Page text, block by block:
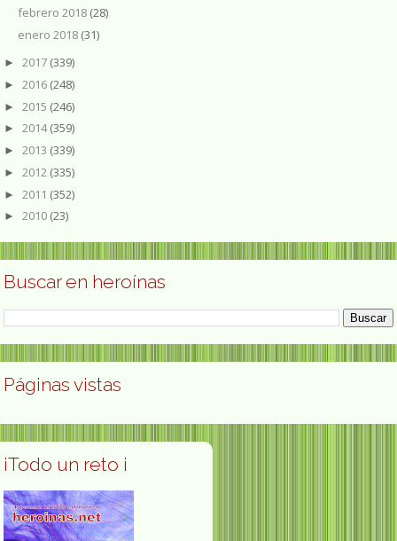
febrero 2018 (28)
enero 2018 (31)
► 2017 (339)
► 2016 (248)
► 2015 (246)
► 2014(359)
► 2013 (339)
► 2012 (335)
► 2011 (352)
► 2010 (23)
Buscar en heroínas
Páginas vistas
¡Todo un reto ¡